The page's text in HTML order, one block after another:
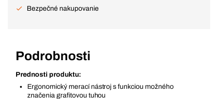
Bezpečné nakupovanie
Podrobnosti
Prednosti produktu:
Ergonomický merací nástroj s funkciou možného
značenia grafitovou tuhou